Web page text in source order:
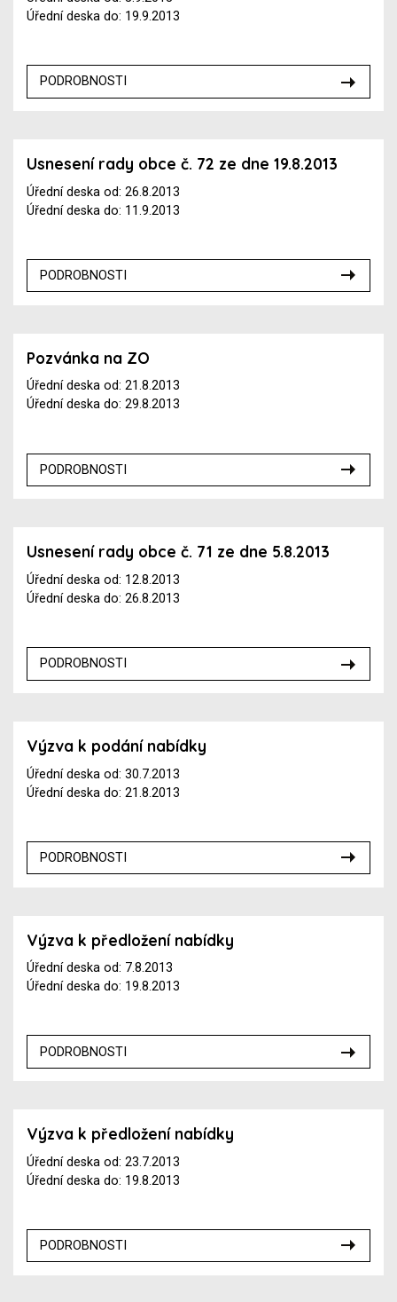
Úřední deska do: 19.9.2013
PODROBNOSTI
Usnesení rady obce č. 72 ze dne 19.8.2013
Úřední deska od: 26.8.2013
Úřední deska do: 11.9.2013
PODROBNOSTI
Pozvánka na ZO
Úřední deska od: 21.8.2013
Úřední deska do: 29.8.2013
PODROBNOSTI
Usnesení rady obce č. 71 ze dne 5.8.2013
Úřední deska od: 12.8.2013
Úřední deska do: 26.8.2013
PODROBNOSTI
Výzva k podání nabídky
Úřední deska od: 30.7.2013
Úřední deska do: 21.8.2013
PODROBNOSTI
Výzva k předložení nabídky
Úřední deska od: 7.8.2013
Úřední deska do: 19.8.2013
PODROBNOSTI
Výzva k předložení nabídky
Úřední deska od: 23.7.2013
Úřední deska do: 19.8.2013
PODROBNOSTI